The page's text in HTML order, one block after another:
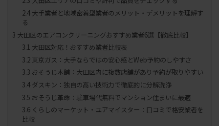
2.4大手業者と地域密着型業者のメリット・デメリットを理解す
る
3 大田区のエアコンクリーニングおすすめ業者6選【徹底比較】
3.1 大田区対応！おすすめ業者比較表
3.2東京ガス：大手ならではの安心感とWeb予約のしやすさ
3.3 おそうじ本舗：大田区内に複数店舗があり予約が取りやすい
3.4ダスキン：独自の高い技術力で徹底的に分解洗浄
3.5 おそうじ革命：駐車場代無料でマンション住まいに最適
3.6くらしのマーケット・ユアマイスター：口コミで格安業者を
比較